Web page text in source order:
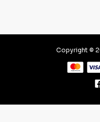
Copyright ©